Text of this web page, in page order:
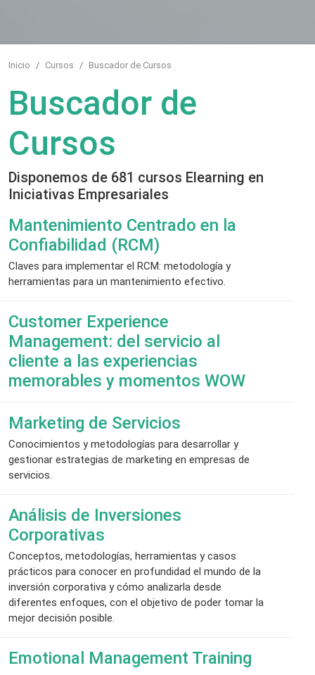
Inicio Cursos Buscador de Cursos
Buscador de
Cursos
Disponemos de 681 cursos Elearning en
Iniciativas Empresariales
Mantenimiento Centrado en la
Confiabilidad (RCM)
Claves para implementar el RCM: metodología y
herramientas para un mantenimiento efectivo.
Customer Experience
Management: del servicio al
cliente a las experiencias
memorables y momentos WOW
Marketing de Servicios
Conocimientos y metodologías para desarrollar y
gestionar estrategias de marketing en empresas de
servicios.
Análisis de Inversiones
Corporativas
Conceptos, metodologías, herramientas y casos
prácticos para conocer en profundidad el mundo de la
inversión corporativa y cómo analizarla desde
diferentes enfoques, con el objetivo de poder tomar la
mejor decisión posible.
Emotional Management Training